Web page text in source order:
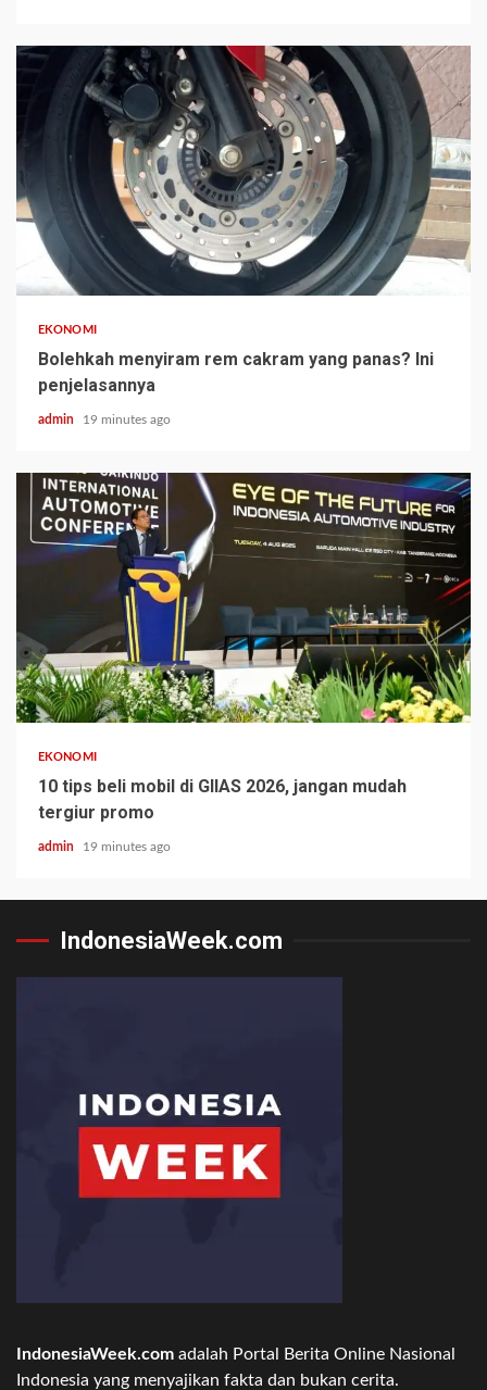
EKONOMI
Bolehkah menyiram rem cakram yang panas? Ini
penjelasannya
admin 19 minutes ago
EKONOMI
10 tips beli mobil di GIIAS 2026, jangan mudah
tergiur promo
admin 19 minutes ago
IndonesiaWeek.com
IndonesiaWeek.com adalah Portal Berita Online Nasional
Indonesia yang menyajikan fakta dan bukan cerita.